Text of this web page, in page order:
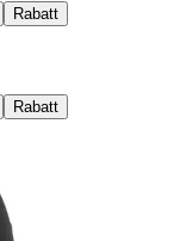
Rabatt
Rabatt